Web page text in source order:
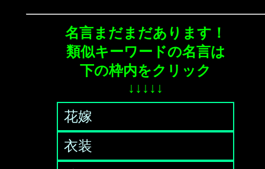
名言まだまだあります！
類似キーワードの名言は
下の枠内をクリック
↓↓↓↓↓
花嫁
衣装